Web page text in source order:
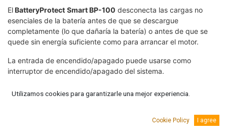
ElBatteryProtect Smart BP-100 desconecta las cargas no
esenciales de la batería antes de que se descargue
completamente (lo que dañaría la batería) o antes de que se
quede sin energía suficiente como para arrancar el motor.
La entrada de encendido/apagado puede usarse como
interruptor de encendido/apagado del sistema.
Compatible con Bluettoth Smart.
Utilizamos cookies para garantizarle una mejor experiencia.
Cookie Policy I agree